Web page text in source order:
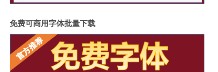
免费可商用字体批量下载